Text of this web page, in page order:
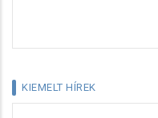
KIEMELT HÍREK